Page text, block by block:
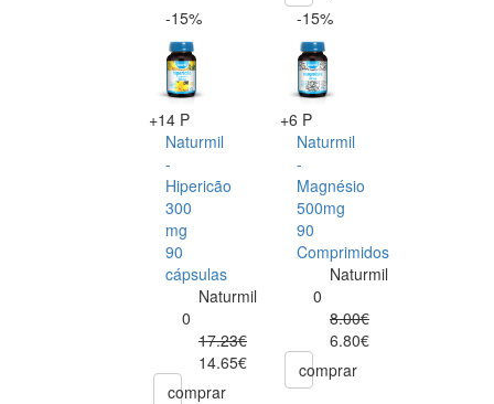
-15%
+14 P
Naturmil
-
Hipericão
300
mg
90
cápsulas
Naturmil
0
17.23€
14.65€
comprar
-15%
+6 P
Naturmil
-
Magnésio
500mg
90
Comprimidos
Naturmil
0
8.00€
6.80€
comprar